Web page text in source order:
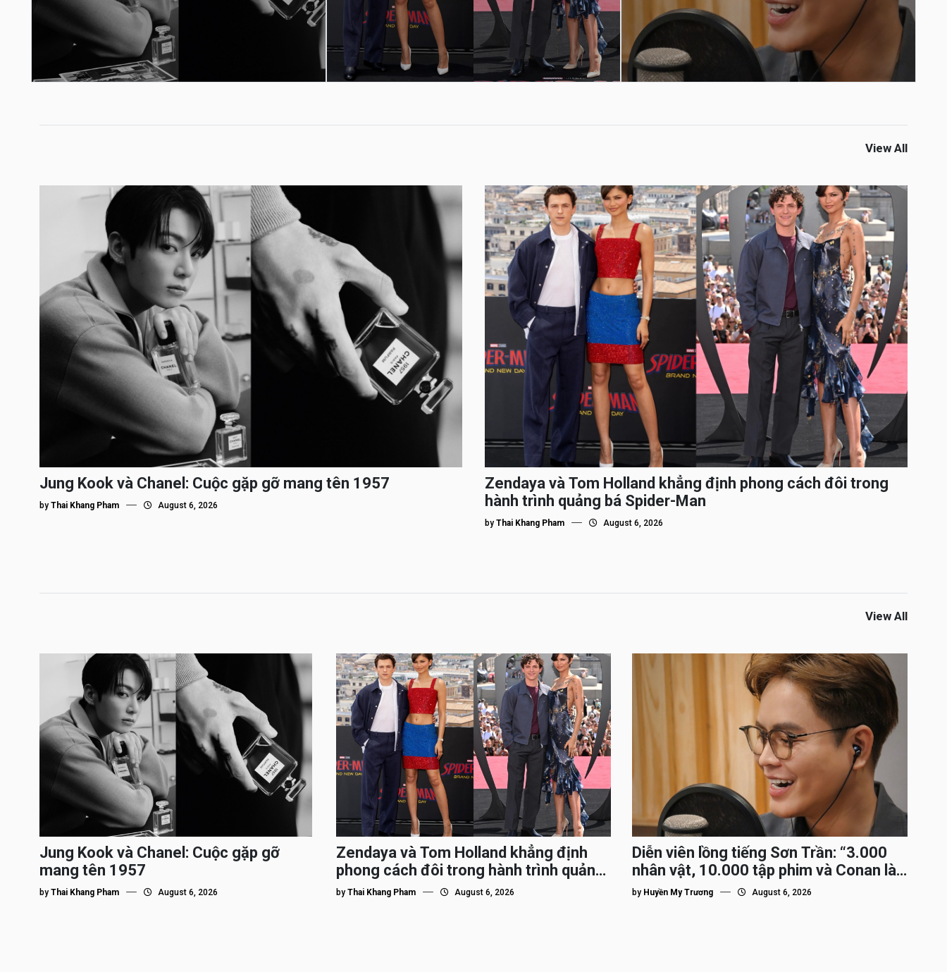
View All
Jung Kook và Chanel: Cuộc gặp gỡ mang tên 1957
by Thai Khang Pham August 6, 2026
Zendaya và Tom Holland khẳng định phong cách đôi trong
hành trình quảng bá Spider-Man
by Thai Khang Pham August 6, 2026
View All
Jung Kook và Chanel: Cuộc gặp gỡ
mang tên 1957
by Thai Khang Pham August 6, 2026
Zendaya và Tom Holland khẳng định
phong cách đôi trong hành trình quảng
bá Spider-Man
by Thai Khang Pham August 6, 2026
Diễn viên lồng tiếng Sơn Trần: “3.000
nhân vật, 10.000 tập phim và Conan là
nhân vật gắn bó lâu nhất”
by Huyền My Trương August 6, 2026